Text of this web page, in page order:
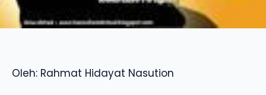
Oleh: Rahmat Hidayat Nasution